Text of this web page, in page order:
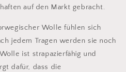
auf den Markt gebracht.
Wolle fühlen sich
jedem Tragen werden sie noch
ist strapazierfähig und
dafür, dass die